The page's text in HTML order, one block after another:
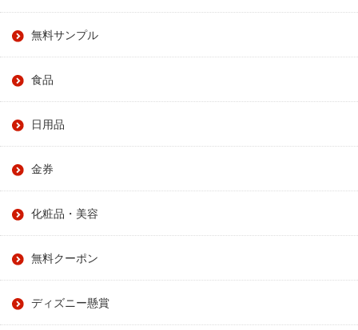
無料サンプル
食品
日用品
金券
化粧品・美容
無料クーポン
ディズニー懸賞